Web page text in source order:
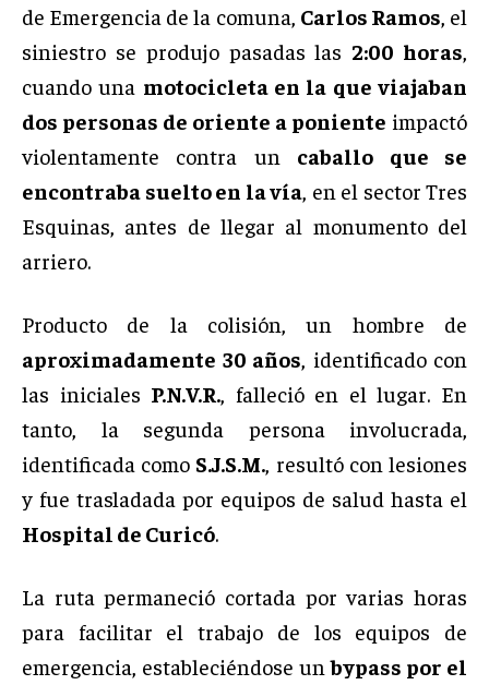
de Emergencia de la comuna, Carlos Ramos , el
siniestro se produjo pasadas las 2:00 horas
cuando una motocicleta en la que viajaban
dos personas de oriente a poniente impactó
violentamente contra un caballo que se
encontraba suelto en la vía , en el sector Tres
Esquinas, antes de llegar al monumento del
arriero.
Producto de la colisión, un hombre de
aproximadamente 30 años , identificado con
las iniciales P.N.V.R. , falleció en el lugar. En
tanto, la segunda persona involucrada,
identificada como S.J.S.M. , resultó con lesiones
y fue trasladada por equipos de salud hasta el
Hospital de Curicó.
La ruta permaneció cortada por varias horas
para facilitar el trabajo de los equipos de
emergencia, estableciéndose unbypass por el